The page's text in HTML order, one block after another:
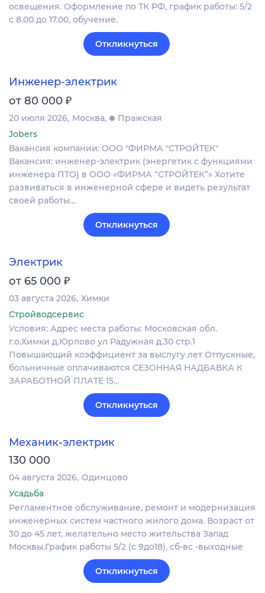
освещения. Оформление по ТК РФ, график работы: 5/2
с 8.00 до 17.00, обучение.
Откликнуться
Инженер-электрик
от 80 000 ₽
20 июля 2026 Москва
Пражская
Jobers
Вакансия компании: ООО "ФИРМА "СТРОЙТЕК"
Вакансия: инженер‑электрик (энергетик с функциями
инженера ПТО) в ООО «ФИРМА “СТРОЙТЕК”» Хотите
развиваться в инженерной сфере и видеть результат
своей работы…
Откликнуться
Электрик
от 65 000 ₽
03 августа 2026 Химки
Стройводсервис
Условия: Адрес места работы: Московская обл.
г.о.Химки д.Юрлово ул Радужная д.30 стр.1
Повышающий коэффициент за выслугу лет Отпускные,
больничные оплачиваются СЕЗОННАЯ НАДБАВКА К
ЗАРАБОТНОЙ ПЛАТЕ 15…
Откликнуться
Механик-электрик
130 000
04 августа 2026 Одинцово
Усадьба
Регламентное обслуживание, ремонт и модернизация
инженерных систем частного жилого дома. Возраст от
30 до 45 лет, желательно место жительства Запад
Москвы.График работы 5/2 (с 9до18), сб-вс -выходные
Откликнуться